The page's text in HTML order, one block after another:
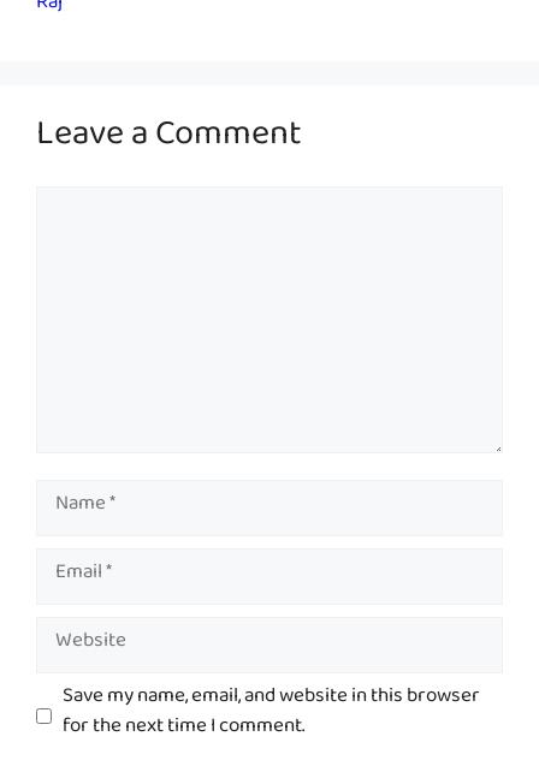
Leave a Comment
Name
Email
Website
Save my name, email, and website in this browser
for the next time I comment.